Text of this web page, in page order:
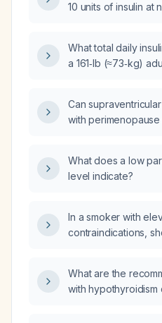
10 units of insulin at
What total daily
a 161‑lb (≈73‑kg)
Can
with
What does a low
level indicate?
In a smoker with
contraindications,
What are the
with hypothyroidism